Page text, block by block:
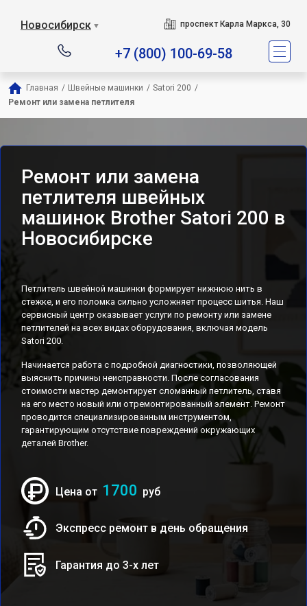
Новосибирск ▼ проспект Карла Маркса, 30
+7 (800) 100-69-58
Главная / Швейные машинки / Satori 200 /
Ремонт или замена петлителя
Ремонт или замена
петлителя швейных
машинок Brother Satori 200 в
Новосибирске
Петлитель швейной машинки формирует нижнюю нить в
стежке, и его поломка сильно усложняет процесс шитья. Наш
сервисный центр оказывает услуги по ремонту или замене
петлителей на всех видах оборудования, включая модель
Satori 200.
Начинается работа с подробной диагностики, позволяющей
выяснить причины неисправности. После согласования
стоимости мастер демонтирует сломанный петлитель, ставя
на его место новый или отремонтированный элемент. Ремонт
проводится специализированным инструментом,
гарантирующим отсутствие повреждений окружающих
деталей Brother.
Цена от 1700 руб
Экспресс ремонт в день обращения
Гарантия до 3-х лет